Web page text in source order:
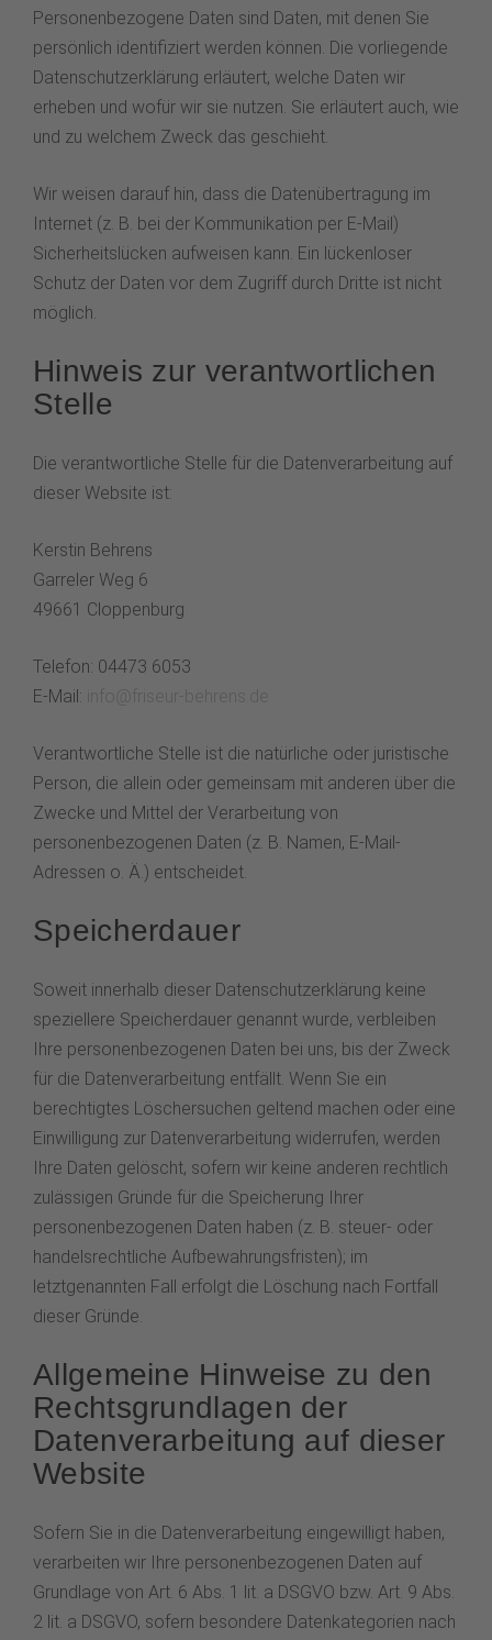
Personenbezogene Daten sind Daten, mit denen Sie
persönlich identifiziert werden können. Die vorliegende
Datenschutzerklärung erläutert, welche Daten wir
erheben und wofür wir sie nutzen. Sie erläutert auch, wie
und zu welchem Zweck das geschieht.
Wir weisen darauf hin, dass die Datenübertragung im
Internet (z. B. bei der Kommunikation per E-Mail)
Sicherheitslücken aufweisen kann. Ein lückenloser
Schutz der Daten vor dem Zugriff durch Dritte ist nicht
möglich.
Hinweis zur verantwortlichen
Stelle
Die verantwortliche Stelle für die Datenverarbeitung auf
dieser Website ist:
Kerstin Behrens
Garreler Weg 6
49661 Cloppenburg
Telefon: 04473 6053
E-Mail:
Verantwortliche Stelle ist die natürliche oder juristische
Person, die allein oder gemeinsam mit anderen über die
Zwecke und Mittel der Verarbeitung von
personenbezogenen Daten (z. B. Namen, E-Mail-
Adressen o. Ä.) entscheidet.
Speicherdauer
Soweit innerhalb dieser Datenschutzerklärung keine
speziellere Speicherdauer genannt wurde, verbleiben
Ihre personenbezogenen Daten bei uns, bis der Zweck
für die Datenverarbeitung entfällt. Wenn Sie ein
berechtigtes Löschersuchen geltend machen oder eine
Einwilligung zur Datenverarbeitung widerrufen, werden
Ihre Daten gelöscht, sofern wir keine anderen rechtlich
zulässigen Gründe für die Speicherung Ihrer
personenbezogenen Daten haben (z. B. steuer- oder
handelsrechtliche Aufbewahrungsfristen); im
letztgenannten Fall erfolgt die Löschung nach Fortfall
dieser Gründe.
Allgemeine Hinweise zu den
Rechtsgrundlagen der
Datenverarbeitung auf dieser
Website
Sofern Sie in die Datenverarbeitung eingewilligt haben,
verarbeiten wir Ihre personenbezogenen Daten auf
Grundlage von Art. 6 Abs. 1 lit. a DSGVO bzw. Art. 9 Abs.
2 lit. a DSGVO, sofern besondere Datenkategorien nach